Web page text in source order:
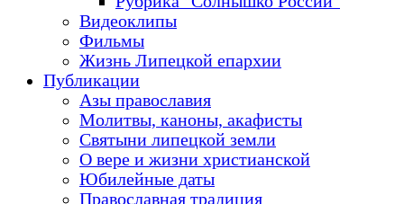
Видеоклипы
Фильмы
Жизнь Липецкой епархии
Публикации
Азы православия
Молитвы, каноны, акафисты
Святыни липецкой земли
О вере и жизни христианской
Юбилейные даты
Православная традиция